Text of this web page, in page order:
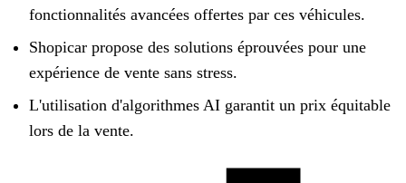
fonctionnalités avancées offertes par ces véhicules.
Shopicar propose des solutions éprouvées pour une
expérience de vente sans stress.
L'utilisation d'algorithmes AI garantit un prix équitable
lors de la vente.